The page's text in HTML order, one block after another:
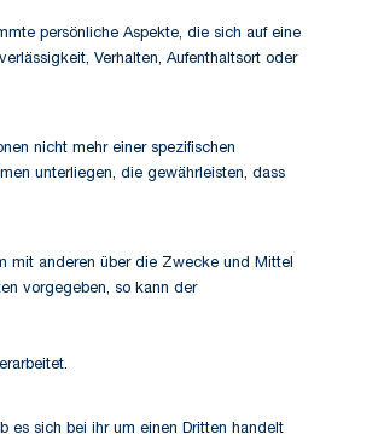
persönliche Aspekte, die sich auf eine
Verhalten, Aufenthaltsort oder
nicht mehr einer spezifischen
unterliegen, die gewährleisten, dass
mit anderen über die Zwecke und Mittel
vorgegeben, so kann der
es sich bei ihr um einen Dritten handelt